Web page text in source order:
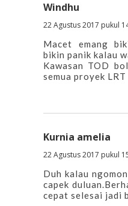
Windhu
22 Agustus 2017 pukul
Macet emang
bikin panik kalau
Kawasan TOD
semua proyek
Kurnia amelia
22 Agustus 2017 pukul
Duh kalau
capek
cepat selesai jadi